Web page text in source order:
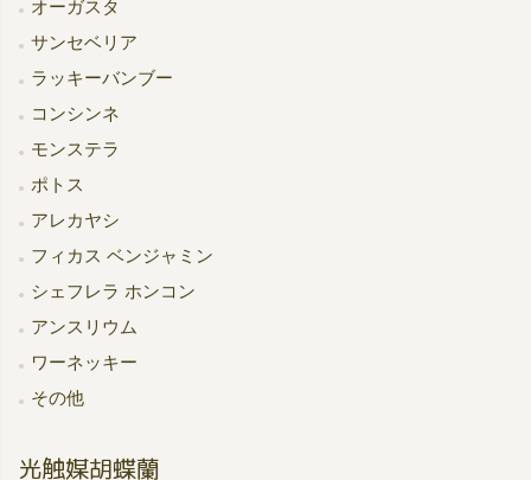
オーガスタ
サンセベリア
ラッキーバンブー
コンシンネ
モンステラ
ポトス
アレカヤシ
フィカス ベンジャミン
シェフレラ ホンコン
アンスリウム
ワーネッキー
その他
光触媒胡蝶蘭